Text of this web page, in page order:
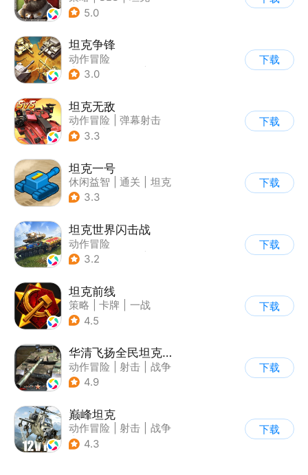
| 战争
5.0
坦克争锋
动作冒险
| 第三人称射击
3.0
下载
坦克无敌
动作冒险
弹幕射击
| 坦克
3.3
下载
坦克一号
休闲益智 通关
坦克
3.3
下载
坦克世界闪击战
动作冒险
| 第三人称射击
3.2
下载
坦克前线
策略 卡牌
一战
| 战术竞技
4.5
下载
华清飞扬全民坦克联盟游戏软件v1.0
动作冒险 射击
战争
| 战术竞技
4.9
下载
巅峰坦克
动作冒险 射击
战争
| 战术竞技
4.3
下载